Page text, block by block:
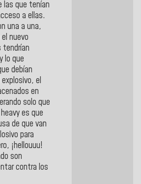
las que tenían
a ellas.
una a una,
nuevo
tendrían
lo que
debían
el
en
solo que
es que
de que van
para
¡hellouuu!
son
contra los